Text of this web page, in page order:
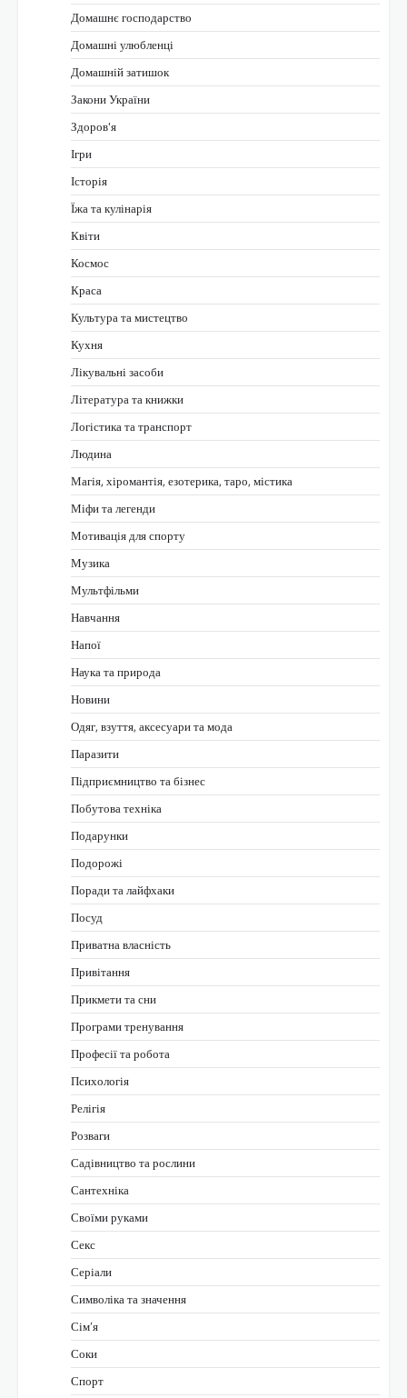
Домашнє господарство
Домашні улюбленці
Домашній затишок
Закони України
Здоров'я
Ігри
Історія
Їжа та кулінарія
Квіти
Космос
Краса
Культура та мистецтво
Кухня
Лікувальні засоби
Література та книжки
Логістика та транспорт
Людина
Магія, хіромантія, езотерика, таро, містика
Міфи та легенди
Мотивація для спорту
Музика
Мультфільми
Навчання
Напої
Наука та природа
Новини
Одяг, взуття, аксесуари та мода
Паразити
Підприємництво та бізнес
Побутова техніка
Подарунки
Подорожі
Поради та лайфхаки
Посуд
Приватна власність
Привітання
Прикмети та сни
Програми тренування
Професії та робота
Психологія
Релігія
Розваги
Садівництво та рослини
Сантехніка
Своїми руками
Секс
Серіали
Символіка та значення
Сім’я
Соки
Спорт